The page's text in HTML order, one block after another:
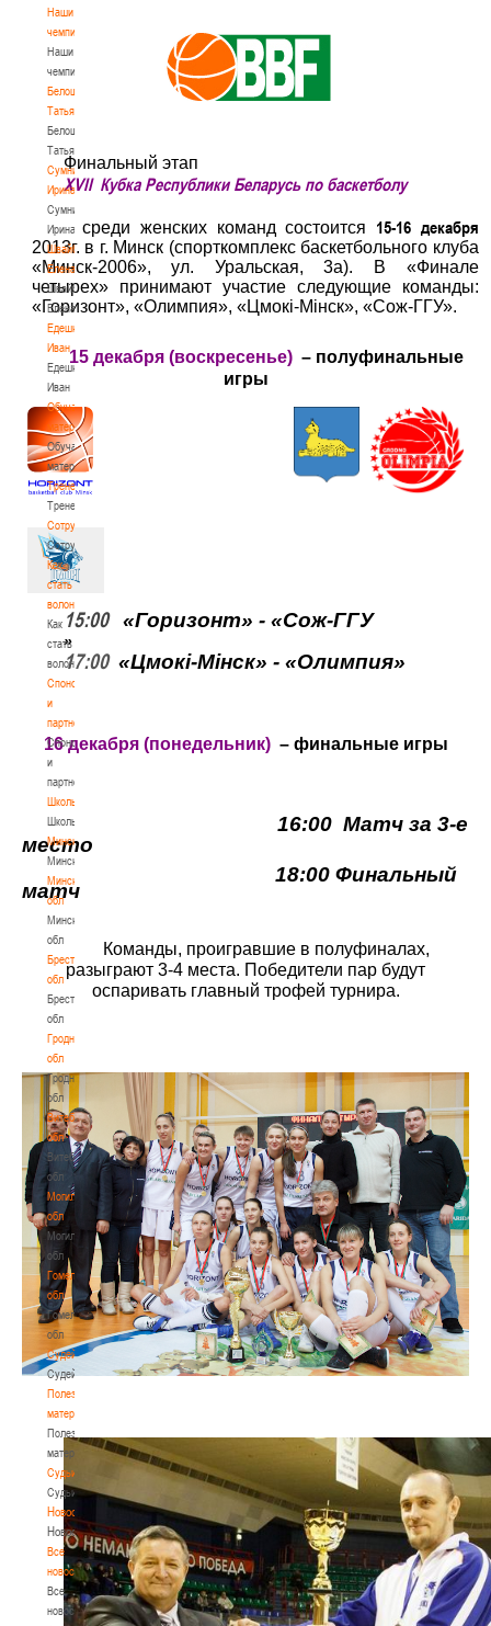
Наши
чемпионы
Наши
чемпионы
Белошапко
Татьяна
Белошапко
Татьяна
Сумникова
Ирина
Сумникова
Ирина
Швайбович
Елена
Швайбович
Елена
Едешко
Иван
Едешко
Иван
Обучающие
материалы
Обучающие
материалы
Тренерам
Тренерам
Сотрудничество
Сотрудничество
Как
стать
волонтером
Как
стать
волонтером
Спонсоры
и
партнеры
Спонсоры
и
партнеры
Школы
Школы
Минск
Минск
Минская
обл
Минская
обл
Брестская
обл
Брестская
обл
Гродненская
обл
Гродненская
обл
Витебская
обл
Витебская
обл
Могилевская
обл
Могилевская
обл
Гомельская
обл
Гомельская
обл
Судейство
Судейство
Полезные
материалы
Полезные
материалы
Судьи
Судьи
Новости
Новости
Все
новости
Все
новости
Финальный этап
XVIIКубка Республики Беларусь по баскетболу
среди женских команд состоится 15-16 декабря
2013г. в г. Минск (спорткомплекс баскетбольного клуба
«Минск-2006», ул. Уральская, 3а).
В «Финале
четырех» принимают участие следующие команды:
«Горизонт», «Олимпия», «Цмокi-Мiнск», «Сож-ГГУ».
15 декабря (воскресенье)– полуфинальные
игры
15:00 «Горизонт» - «Сож-ГГУ
»
17:00 «Цмокi-Мiнск» - «Олимпия»
16 декабря (понедельник)– финальные игры
16:00 Матч за 3-е
место
18:00 Финальный
матч
Команды, проигравшие в полуфиналах,
разыграют 3-4 места. Победители пар будут
оспаривать главный трофей турнира.